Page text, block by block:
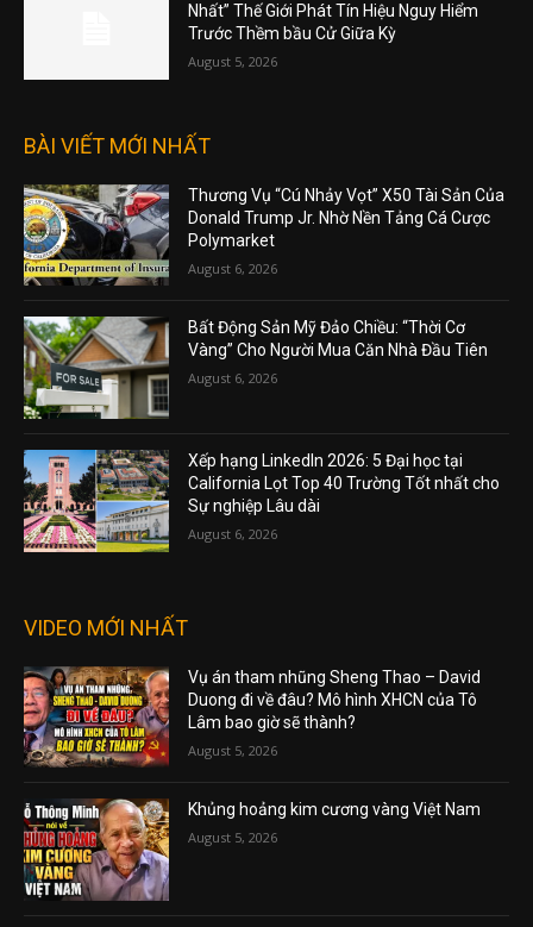
Nhất” Thế Giới Phát Tín Hiệu Nguy Hiểm
Trước Thềm bầu Cử Giữa Kỳ
August 5, 2026
BÀI VIẾT MỚI NHẤT
Thương Vụ “Cú Nhảy Vọt” X50 Tài Sản Của
Donald Trump Jr. Nhờ Nền Tảng Cá Cược
Polymarket
August 6, 2026
Bất Động Sản Mỹ Đảo Chiều: “Thời Cơ
Vàng” Cho Người Mua Căn Nhà Đầu Tiên
August 6, 2026
Xếp hạng LinkedIn 2026: 5 Đại học tại
California Lọt Top 40 Trường Tốt nhất cho
Sự nghiệp Lâu dài
August 6, 2026
VIDEO MỚI NHẤT
Vụ án tham nhũng Sheng Thao – David
Duong đi về đâu? Mô hình XHCN của Tô
Lâm bao giờ sẽ thành?
August 5, 2026
Khủng hoảng kim cương vàng Việt Nam
August 5, 2026